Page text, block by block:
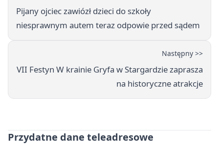
Pijany ojciec zawiózł dzieci do szkoły
niesprawnym autem teraz odpowie przed sądem
Następny >>
VII Festyn W krainie Gryfa w Stargardzie zaprasza
na historyczne atrakcje
Przydatne dane teleadresowe